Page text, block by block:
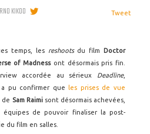
KIKOO Tweet
temps, les reshoots du film Doctor
of Madness ont désormais pris fin.
accordée au sérieux Deadline,
a pu confirmer que les prises de vue
de Sam Raimi sont désormais achevées,
équipes de pouvoir finaliser la post-
du film en salles.